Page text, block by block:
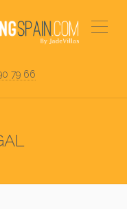
79 66